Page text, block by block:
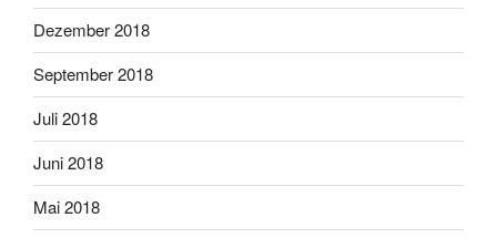
Dezember 2018
September 2018
Juli 2018
Juni 2018
Mai 2018